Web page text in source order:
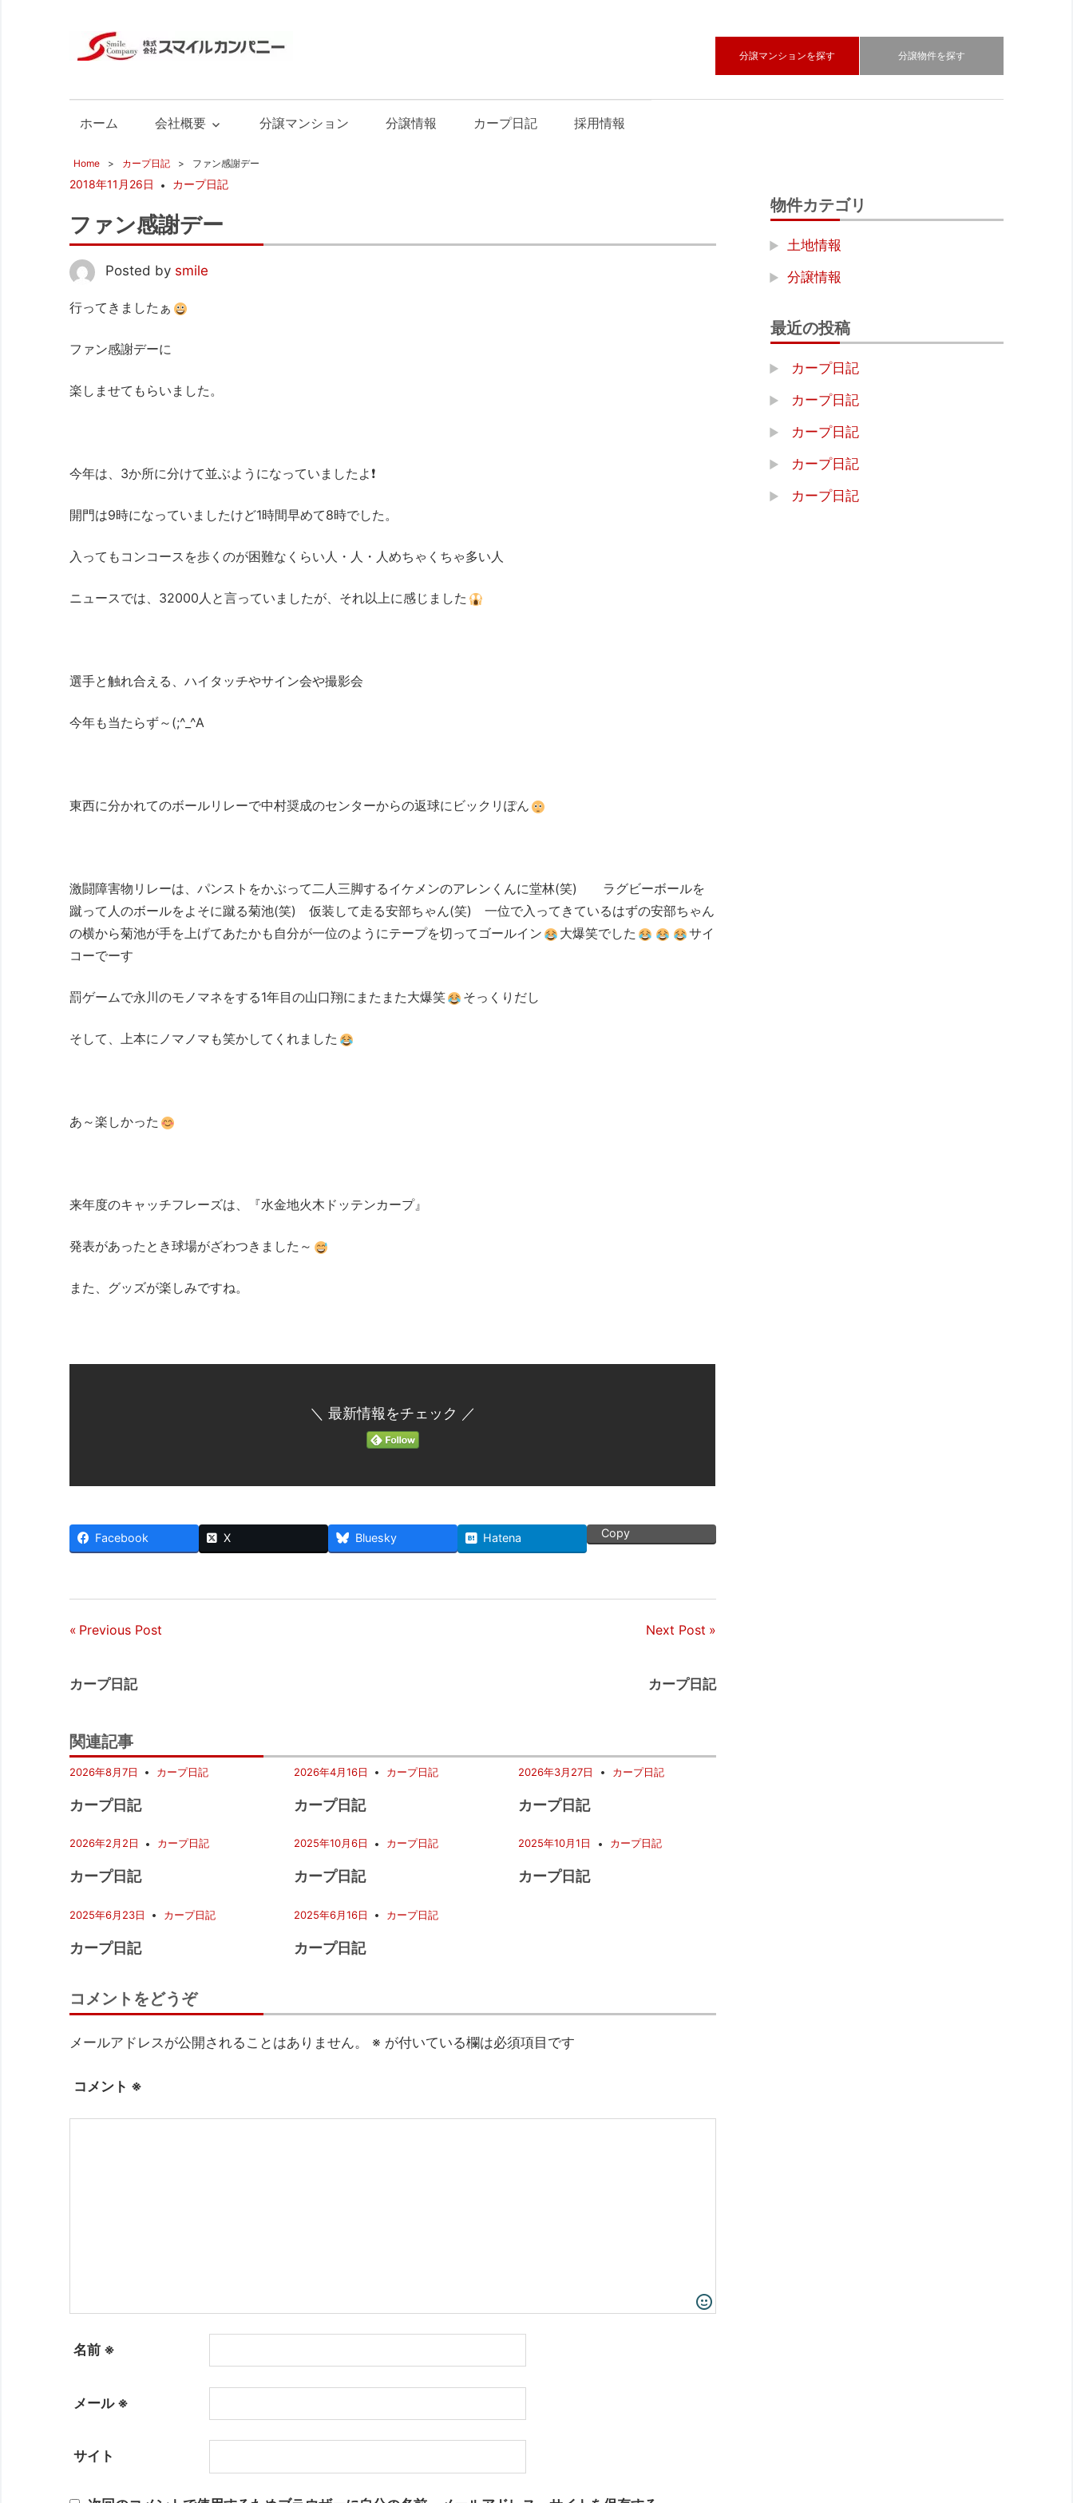
ス
ン
島
の
動
産
分譲マンションを探す 分譲物件を探す
ホーム 会社概要 分譲マンション 分譲情報 カープ日記 採用情報
Home カープ日記 ファン感謝デー
2018年11月26日 カープ日記
ファン感謝デー
Posted by smile
行ってきましたぁ
ファン感謝デーに
楽しませてもらいました。
今年は、3か所に分けて並ぶようになっていましたよ❗
開門は9時になっていましたけど1時間早めて8時でした。
入ってもコンコースを歩くのが困難なくらい人・人・人めちゃくちゃ多い人
ニュースでは、32000人と言っていましたが、それ以上に感じました
選手と触れ合える、ハイタッチやサイン会や撮影会
今年も当たらず～(;^_^A
東西に分かれてのボールリレーで中村奨成のセンターからの返球にビックリぽん
激闘障害物リレーは、パンストをかぶって二人三脚するイケメンのアレンくんに堂林(笑) ラグビーボールを
蹴って人のボールをよそに蹴る菊池(笑) 仮装して走る安部ちゃん(笑) 一位で入ってきているはずの安部ちゃん
の横から菊池が手を上げてあたかも自分が一位のようにテープを切ってゴールイン
大爆笑でした
サイ
コーでーす
罰ゲームで永川のモノマネをする1年目の山口翔にまたまた大爆笑 そっくりだし
そして、上本にノマノマも笑かしてくれました
あ～楽しかった
来年度のキャッチフレーズは、『水金地火木ドッテンカープ』
発表があったとき球場がざわつきました～
また、グッズが楽しみですね。
＼ 最新情報をチェック ／
Facebook X Bluesky Hatena Copy
投
ビ
ゲ
ー
シ
ョ
Previous Post
カープ日記
Next Post
カープ日記
関連記事
2026年8月7日 カープ日記
カープ日記
2026年4月16日 カープ日記
カープ日記
2026年3月27日 カープ日記
カープ日記
2026年2月2日 カープ日記
カープ日記
2025年10月6日 カープ日記
カープ日記
2025年10月1日 カープ日記
カープ日記
2025年6月23日 カープ日記
カープ日記
2025年6月16日 カープ日記
カープ日記
コメントをどうぞ
メールアドレスが公開されることはありません。 ※ が付いている欄は必須項目です
コメント ※
名前 ※
メール ※
サイト
物件カテゴリ
土地情報
分譲情報
最近の投稿
カープ日記
カープ日記
カープ日記
カープ日記
カープ日記